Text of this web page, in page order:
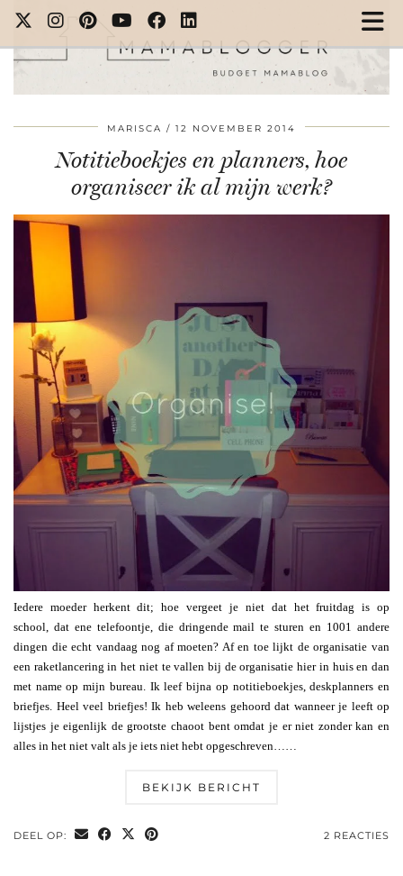
MARISCA 12 NOVEMBER 2014
Notitieboekjes en planners, hoe
organiseer ik al mijn werk?
Iedere moeder herkent dit; hoe vergeet je niet dat het fruitdag is op
school, dat ene telefoontje, die dringende mail te sturen en 1001 andere
dingen die echt vandaag nog af moeten? Af en toe lijkt de organisatie van
een raketlancering in het niet te vallen bij de organisatie hier in huis en dan
met name op mijn bureau. Ik leef bijna op notitieboekjes, deskplanners en
briefjes. Heel veel briefjes! Ik heb weleens gehoord dat wanneer je leeft op
lijstjes je eigenlijk de grootste chaoot bent omdat je er niet zonder kan en
alles in het niet valt als je iets niet hebt opgeschreven……
BEKIJK BERICHT
DEEL OP: 2 REACTIES